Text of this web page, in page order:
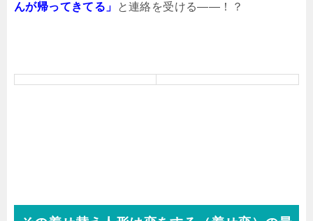
んが帰ってきてる」
と連絡を受ける――！？